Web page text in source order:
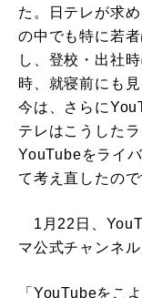
た。日テレが求
の中でも特に若
し、登校・出社
時、就寝前にも
今は、さらに
テレはこうした
YouTubeをライ
て考え直したので
1月22日、
マ公式チャンネル
「YouTubeをこ